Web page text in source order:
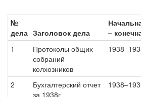
№
дела Заголовок дела
–
1
Протоколы общих
собраний
колхозников
2
Бухгалтерский отчет
за 1938г